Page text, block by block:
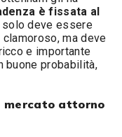
è fissata al
solo deve essere
ma deve
e importante
buone probabilità,
mercato attorno